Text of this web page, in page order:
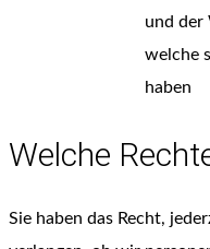
und der
welche
haben
Welche
Sie haben das Recht,